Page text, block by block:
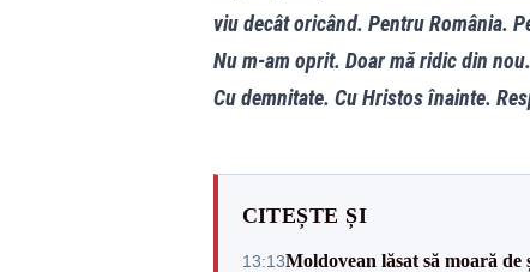
viu decât oricând. Pentru România.
Nu m-am oprit. Doar mă ridic din
Cu demnitate. Cu Hristos înainte.
CITEȘTE ȘI
13:13Moldovean lăsat să moară de